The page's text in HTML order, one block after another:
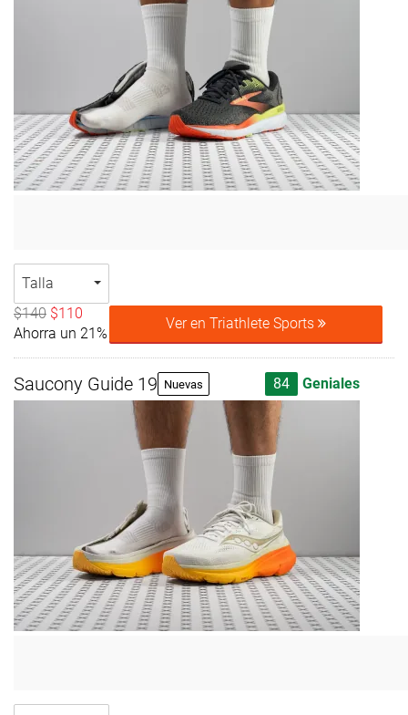
Talla
$140 $110
Ahorra un 21%
Ver en Triathlete Sports
Saucony Guide 19 Nuevas 84 Geniales